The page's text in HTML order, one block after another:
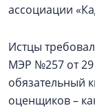
ассоциации
Истцы
МЭР №257 от 29
обязательный
оценщиков –